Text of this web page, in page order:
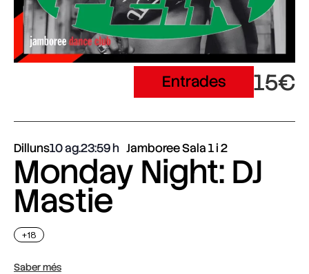
Entrades 15€
Dilluns10 ag.23:59 Jamboree Sala 1 i 2
Monday Night: DJ
Mastie
+18
Saber més